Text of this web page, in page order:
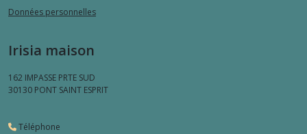
Données personnelles
Irisia maison
162 IMPASSE PRTE SUD
30130 PONT SAINT ESPRIT
Téléphone